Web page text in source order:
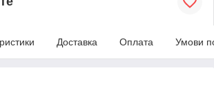
Доставка Оплата Умови